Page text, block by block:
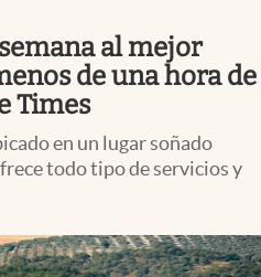
al mejor
de una hora de
Times
en un lugar soñado
todo tipo de servicios y